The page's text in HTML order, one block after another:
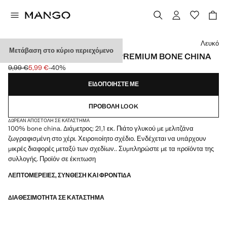
Μετάβαση στο κύριο περιεχόμενο
ΠΙΆΤΟ ΓΛΥΚΟΎ ΜΕΛΙΤΖΆΝΑ PREMIUM BONE CHINA
Αρχική τιμή με διαγραφή [9,99 € ]
9,99 €
Ισχύουσα τιμή [5,99 € ]
5,99 €-40%
Διάλεξε χρώμα
Λευκό
ΕΙΔΟΠΟΙΉΣΤΕ ΜΕ
ΠΡΟΒΟΛΉ LOOK
ΔΩΡΕΆΝ ΑΠΟΣΤΟΛΉ ΣΕ ΚΑΤΆΣΤΗΜΑ
100% bone china. Διάμετρος: 21,1 εκ. Πιάτο γλυκού με μελιτζάνα
ζωγραφισμένη στο χέρι. Χειροποίητο σχέδιο. Ενδέχεται να υπάρχουν
μικρές διαφορές μεταξύ των σχεδίων.. Συμπληρώστε με τα προϊόντα της
συλλογής. Προϊόν σε έκπτωση
ΛΕΠΤΟΜΈΡΕΙΕΣ, ΣΎΝΘΕΣΗ ΚΑΙ ΦΡΟΝΤΊΔΑ
ΔΙΑΘΕΣΙΜΌΤΗΤΑ ΣΕ ΚΑΤΆΣΤΗΜΑ